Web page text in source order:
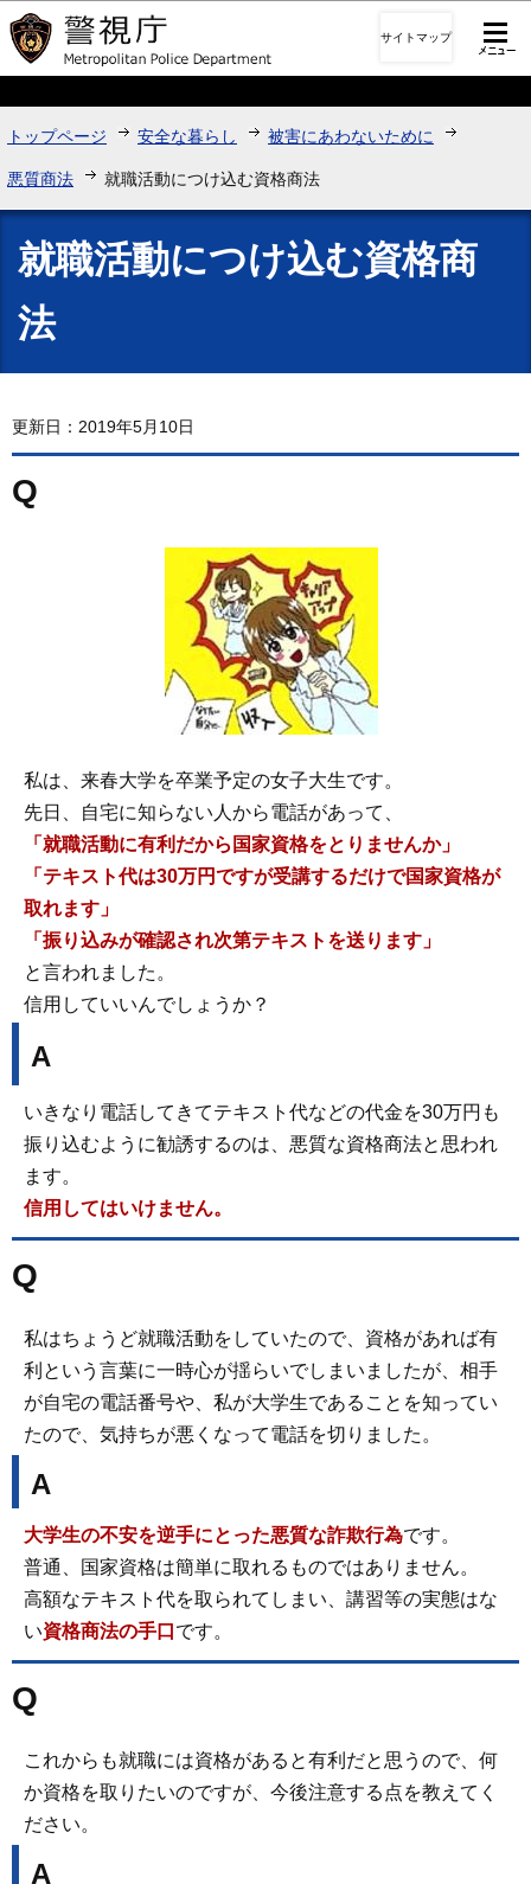
このページの本文へ移動
サイトマップ
トップページ 安全な暮らし 被害にあわないために
悪質商法 就職活動につけ込む資格商法
就職活動につけ込む資格商
法
更新日：2019年5月10日
Q
私は、来春大学を卒業予定の女子大生です。
先日、自宅に知らない人から電話があって、
「就職活動に有利だから国家資格をとりませんか」
「テキスト代は30万円ですが受講するだけで国家資格が
取れます」
「振り込みが確認され次第テキストを送ります」
と言われました。
信用していいんでしょうか？
A
いきなり電話してきてテキスト代などの代金を30万円も
振り込むように勧誘するのは、悪質な資格商法と思われ
ます。
信用してはいけません。
Q
私はちょうど就職活動をしていたので、資格があれば有
利という言葉に一時心が揺らいでしまいましたが、相手
が自宅の電話番号や、私が大学生であることを知ってい
たので、気持ちが悪くなって電話を切りました。
A
大学生の不安を逆手にとった悪質な詐欺行為です。
普通、国家資格は簡単に取れるものではありません。
高額なテキスト代を取られてしまい、講習等の実態はな
い資格商法の手口 です。
Q
これからも就職には資格があると有利だと思うので、何
か資格を取りたいのですが、今後注意する点を教えてく
ださい。
A